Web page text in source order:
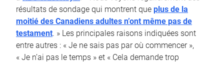
résultats de sondage qui montrent que plus de la
moitié des Canadiens adultes n’ont même pas de
testament. » Les principales raisons indiquées sont
entre autres : « Je ne sais pas par où commencer »,
« Je n’ai pas le temps » et « Cela demande trop